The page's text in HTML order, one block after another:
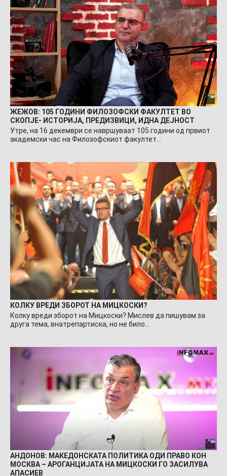
ЖЕЖОВ: 105 ГОДИНИ ФИЛОЗОФСКИ ФАКУЛТЕТ ВО
СКОПЈЕ- ИСТОРИЈА, ПРЕДИЗВИЦИ, ИДНА ДЕЈНОСТ
Утре, на 16 декември се навршуваат 105 години од првиот
академски час на Филозофскиот факултет…
КОЛКУ ВРЕДИ ЗБОРОТ НА МИЦКОСКИ?
Колку вреди зборот на Мицкоски? Мислев да пишувам за
друга тема, внатрепартиска, но не било…
АНДОНОВ: МАКЕДОНСКАТА ПОЛИТИКА ОДИ ПРАВО КОН
МОСКВА – АРОГАНЦИЈАТА НА МИЦКОСКИ ГО ЗАСИЛУВА
АПАСИЕВ